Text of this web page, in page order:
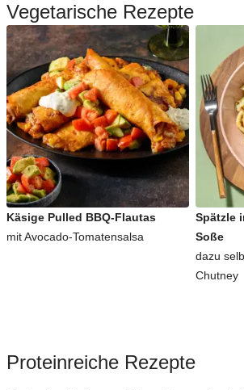
Vegetarische Rezepte
Käsige Pulled BBQ-Flautas
mit Avocado-Tomatensalsa
Spätzle
Soße
dazu
Chutney
Proteinreiche Rezepte